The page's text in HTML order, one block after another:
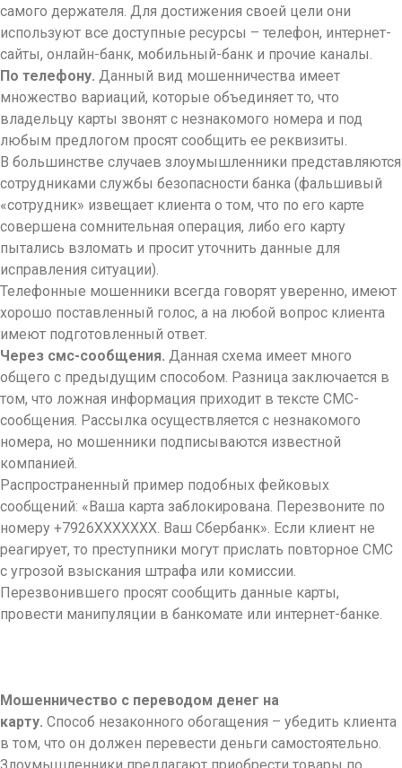
самого держателя. Для достижения своей цели они
используют все доступные ресурсы – телефон, интернет-
сайты, онлайн-банк, мобильный-банк и прочие каналы.
По телефону. Данный вид мошенничества имеет
множество вариаций, которые объединяет то, что
владельцу карты звонят с незнакомого номера и под
любым предлогом просят сообщить ее реквизиты.
В большинстве случаев злоумышленники представляются
сотрудниками службы безопасности банка (фальшивый
«сотрудник» извещает клиента о том, что по его карте
совершена сомнительная операция, либо его карту
пытались взломать и просит уточнить данные для
исправления ситуации).
Телефонные мошенники всегда говорят уверенно, имеют
хорошо поставленный голос, а на любой вопрос клиента
имеют подготовленный ответ.
Через смс-сообщения. Данная схема имеет много
общего с предыдущим способом. Разница заключается в
том, что ложная информация приходит в тексте СМС-
сообщения. Рассылка осуществляется с незнакомого
номера, но мошенники подписываются известной
компанией.
Распространенный пример подобных фейковых
сообщений: «Ваша карта заблокирована. Перезвоните по
номеру +7926ХХХХХХХ. Ваш Сбербанк». Если клиент не
реагирует, то преступники могут прислать повторное СМС
с угрозой взыскания штрафа или комиссии.
Перезвонившего просят сообщить данные карты,
провести манипуляции в банкомате или интернет-банке.
Мошенничество с переводом денег на
карту. Способ незаконного обогащения – убедить клиента
в том, что он должен перевести деньги самостоятельно.